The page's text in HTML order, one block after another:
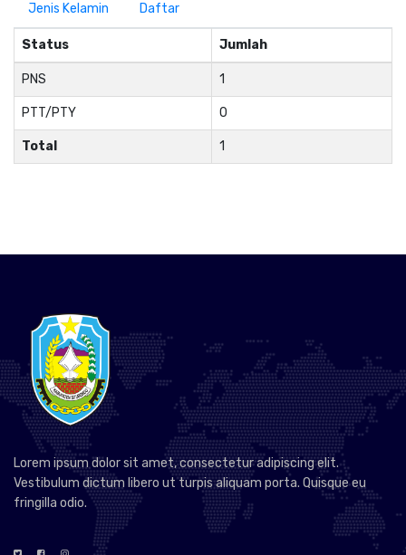
Jenis Kelamin Daftar
Status Jumlah
PNS 1
PTT/PTY 0
Total 1
Lorem ipsum dolor sit amet, consectetur adipiscing elit.
Vestibulum dictum libero ut turpis aliquam porta. Quisque eu
fringilla odio.